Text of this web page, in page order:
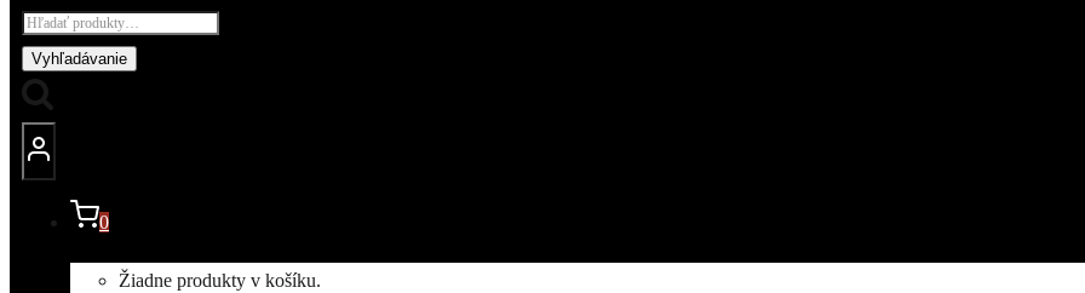
Hľadať:
Vyhľadávanie
0
Žiadne produkty v košíku.